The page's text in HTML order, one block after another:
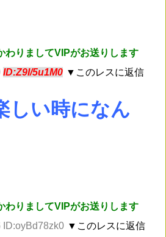
わりましてVIPがお送りします
ID:Z9I/5u1M0 ▼このレスに返信
しい時になん
わりましてVIPがお送りします
ID:oyBd78zk0 ▼このレスに返信